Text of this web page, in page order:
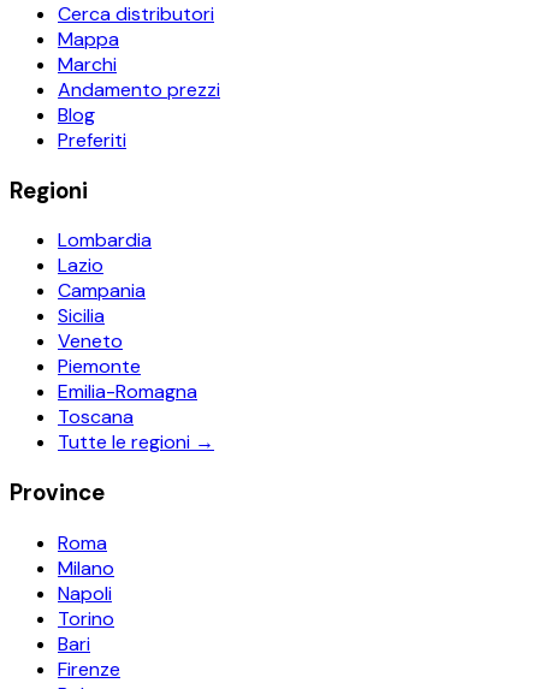
Cerca distributori
Mappa
Marchi
Andamento prezzi
Blog
Preferiti
Regioni
Lombardia
Lazio
Campania
Sicilia
Veneto
Piemonte
Emilia-Romagna
Toscana
Tutte le regioni →
Province
Roma
Milano
Napoli
Torino
Bari
Firenze